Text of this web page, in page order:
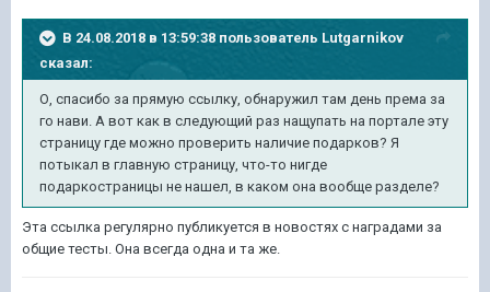
В 24.08.2018 в 13:59:38 пользователь Lutgarnikov
сказал:
О, спасибо за прямую ссылку, обнаружил там день према за
го нави. А вот как в следующий раз нащупать на портале эту
страницу где можно проверить наличие подарков? Я
потыкал в главную страницу, что-то нигде
подаркостраницы не нашел, в каком она вообще разделе?
Эта ссылка регулярно публикуется в новостях с наградами за
общие тесты. Она всегда одна и та же.